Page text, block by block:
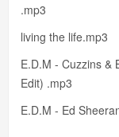
.mp3
living the life.mp3
E.D.M - Cuzzins &
Edit) .mp3
E.D.M - Ed